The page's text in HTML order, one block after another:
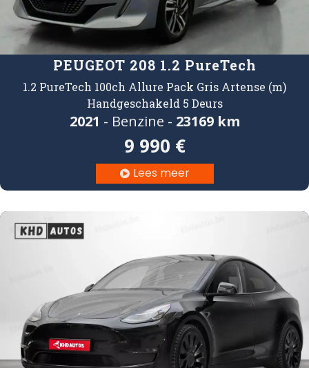
PEUGEOT 208 1.2 PureTech
1.2 PureTech 100ch Allure Pack Gris Artense (m)
Handgeschakeld 5 Deurs
2021 - Benzine - 23169 km
9 990 €
 Lees meer